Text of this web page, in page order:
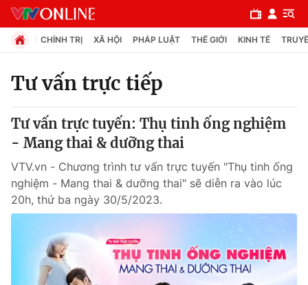
Chuyên mục
Chính trị
Xã hội
Pháp luật
CHÍNH TRỊ XÃ HỘI PHÁP LUẬT THẾ GIỚI KINH TẾ
Tư vấn trực tiếp
Tư vấn trực tuyến: Thụ tinh ống nghiệm
- Mang thai & dưỡng thai
VTV.vn - Chương trình tư vấn trực tuyến "Thụ tinh ống
nghiệm - Mang thai & dưỡng thai" sẽ diễn ra vào lúc
20h, thứ ba ngày 30/5/2023.